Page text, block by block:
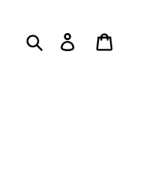
Suchen Einloggen